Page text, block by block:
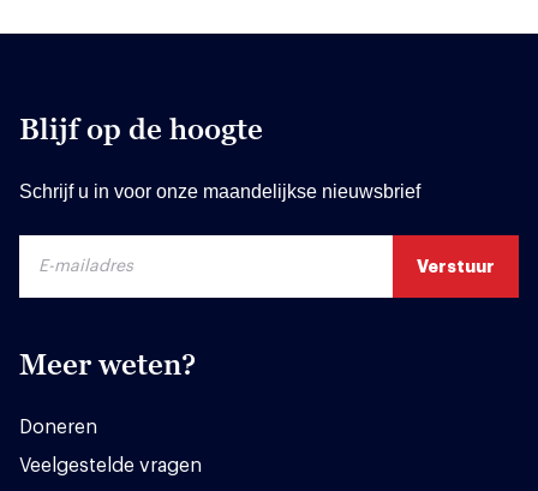
Blijf op de hoogte
Schrijf u in voor onze maandelijkse nieuwsbrief
Meer weten?
Doneren
Veelgestelde vragen